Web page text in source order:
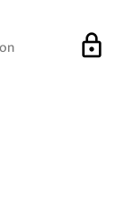
lock